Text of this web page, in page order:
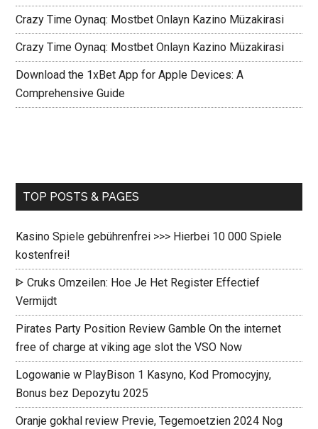
Crazy Time Oynaq: Mostbet Onlayn Kazino Müzakirasi
Crazy Time Oynaq: Mostbet Onlayn Kazino Müzakirasi
Download the 1xBet App for Apple Devices: A
Comprehensive Guide
TOP POSTS & PAGES
Kasino Spiele gebührenfrei >>> Hierbei 10 000 Spiele
kostenfrei!
ᐈ Cruks Omzeilen: Hoe Je Het Register Effectief
Vermijdt ️
Pirates Party Position Review Gamble On the internet
free of charge at viking age slot the VSO Now
Logowanie w PlayBison 1 Kasyno, Kod Promocyjny,
Bonus bez Depozytu 2025
Oranje gokhal review Previe, Tegemoetzien 2024 Nog